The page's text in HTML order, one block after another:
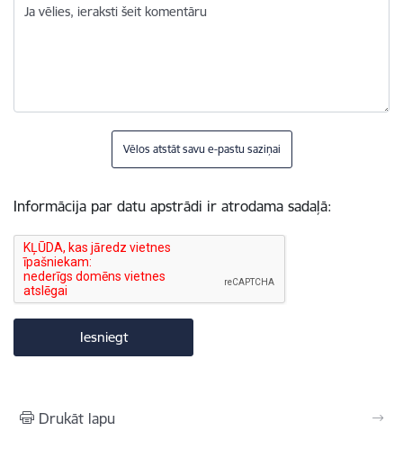
Ja vēlies, ieraksti šeit komentāru
Vēlos atstāt savu e-pastu saziņai
Informācija par datu apstrādi ir atrodama sadaļā:
Drukāt lapu